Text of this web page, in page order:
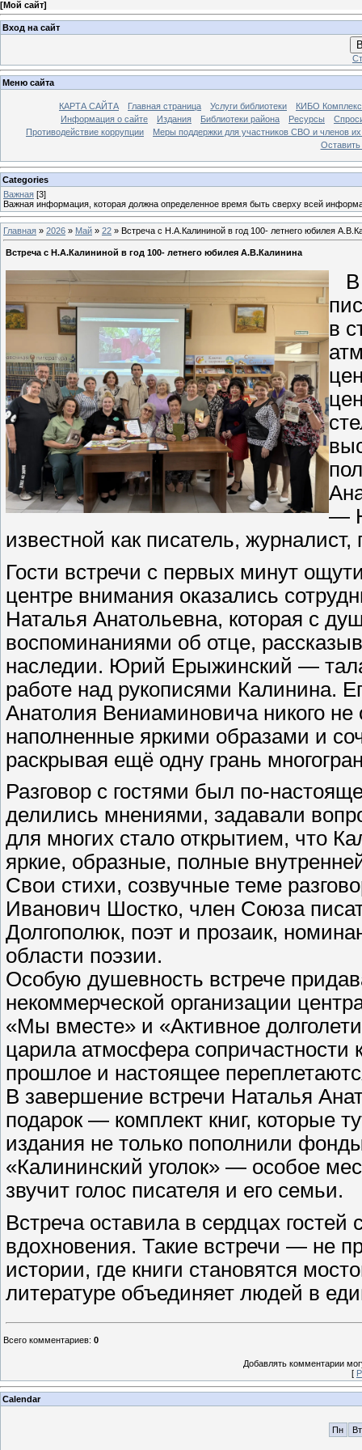
[Мой сайт]
Вход на сайт
Меню сайта
КАРТА САЙТА Главная страница Услуги библиотеки
КИБО
Информация о сайте
Издания Библиотеки района Ресурсы
Противодействие коррупции
Меры поддержки для участников СВО и членов
Оставить
Categories
Важная [3]
Важная информация, которая должна определенное время быть сверху всей
Главная » 2026 » Май » 22 » Встреча с Н.А.Калининой в год 100- летнего юбилея
Встреча с Н.А.Калининой в год 100- летнего юбилея А.В.Калинина
В
в
—
известной как писатель,
Гости встречи с первых минут
центре внимания оказались
Наталья Анатольевна, которая с
воспоминаниями об отце,
наследии. Юрий Ерыжинский —
работе над рукописями Калинина.
Анатолия Вениаминовича никого
наполненные яркими образами и
раскрывая ещё одну грань
Разговор с гостями был по-
делились мнениями, задавали
для многих стало открытием, что
яркие, образные, полные
Свои стихи, созвучные теме
Иванович Шостко, член Союза
Долгополюк, поэт и прозаик,
области поэзии.
Особую душевность встрече
некоммерческой организации
«Мы вместе» и «Активное
царила атмосфера сопричастности
прошлое и настоящее
В завершение встречи Наталья
подарок — комплект книг, которые
издания не только пополнили
«Калининский уголок» — особое
звучит голос писателя и его семьи.
Встреча оставила в сердцах гостей
вдохновения. Такие встречи — не
истории, где книги становятся
литературе объединяет людей в
Всего комментариев: 0
Добавлять комментарии
[
Calendar
Пн Вт